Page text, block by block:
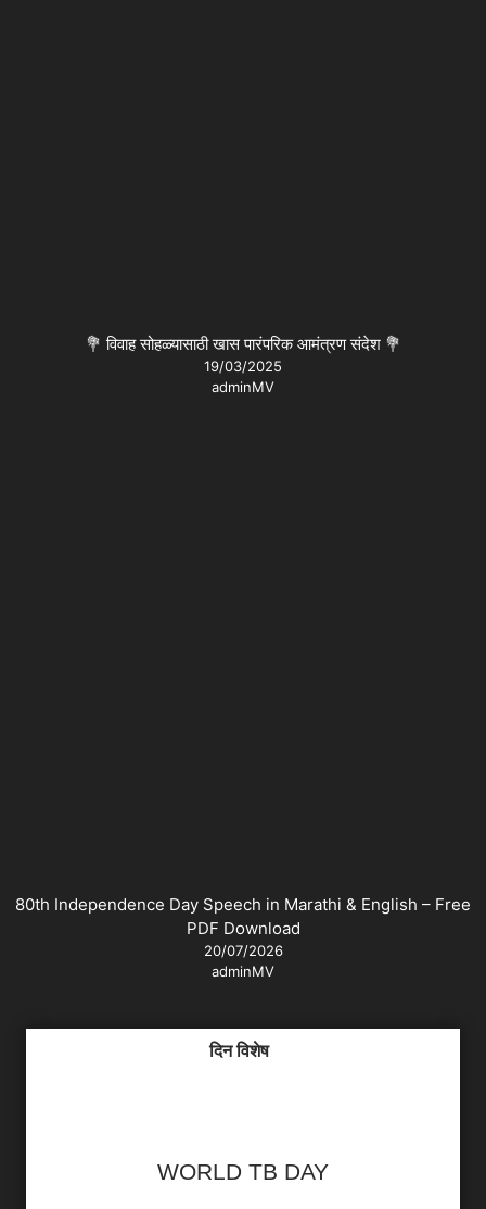
💐 विवाह सोहळ्यासाठी खास पारंपरिक आमंत्रण संदेश 💐
19/03/2025
adminMV
80th Independence Day Speech in Marathi & English – Free
PDF Download
20/07/2026
adminMV
दिन विशेष
WORLD TB DAY